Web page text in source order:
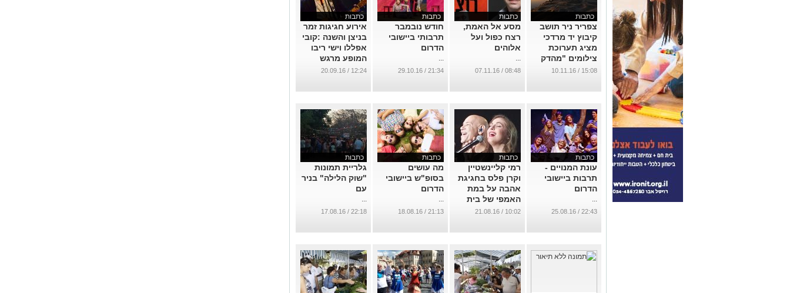
כתבות
צפריר ניר תושב
קיבוץ יד מרדכי
מציג תערוכת
צילומים "מהדק
להדק"
15:08 / 10.11.16
כתבות
מסע אל האמת,
רצח כפול ועל
אלוהים
...
08:48 / 07.11.16
כתבות
חודש נובמבר
תרבותי ביישובי
הדרום
...
21:34 / 29.10.16
כתבות
אירוע חגיגות זמר
בניצן והשנה :קובי
אפללו וישי ריבו
המופע מרגש
...
12:24 / 20.09.16
כתבות
עונת המנויים -
תרבות ביישובי
הדרום
...
22:43 / 25.08.16
כתבות
רמי קליינשטיין
וקרן פלס בחגיגת
אהבה על במת
האמפי של בית
גוברין
10:02 / 21.08.16
כתבות
מה עושים
בסופ"ש ביישובי
הדרום
...
21:13 / 18.08.16
כתבות
גלריית תמונות
"שוק הלילה" בניר
עם
...
22:18 / 17.08.16